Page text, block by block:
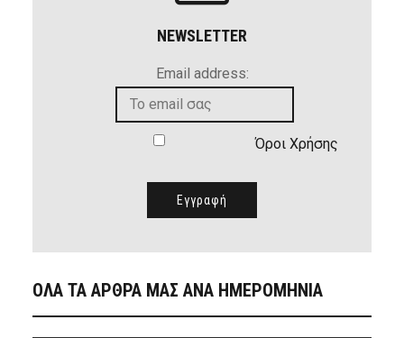
NEWSLETTER
Email address:
Όροι Χρήσης
ΟΛΑ ΤΑ ΑΡΘΡΑ ΜΑΣ ΑΝΑ ΗΜΕΡΟΜΗΝΙΑ